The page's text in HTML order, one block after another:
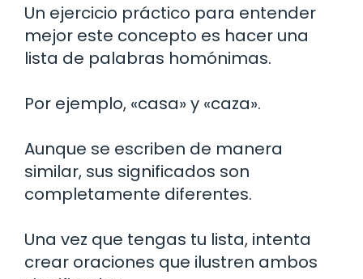
Un ejercicio práctico para entender
mejor este concepto es hacer una
lista de palabras homónimas.
Por ejemplo, «casa» y «caza».
Aunque se escriben de manera
similar, sus significados son
completamente diferentes.
Una vez que tengas tu lista, intenta
crear oraciones que ilustren ambos